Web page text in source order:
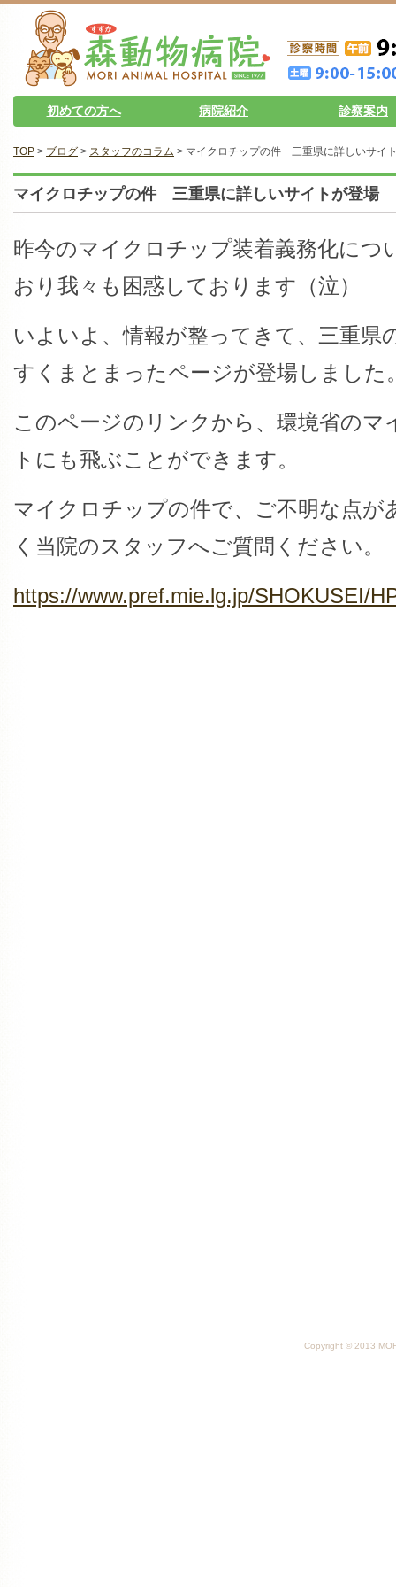
初めての方へ 病院紹介 診察案内
TOP > ブログ > スタッフのコラム > マイクロチップの件 三重県に詳しいサイ
マイクロチップの件 三重県に詳しいサイトが登場
昨今のマイクロチップ装着義務化につ
おり我々も困惑しております（泣）
いよいよ、情報が整ってきて、三重県
すくまとまったページが登場しました
このページのリンクから、環境省のマ
トにも飛ぶことができます。
マイクロチップの件で、ご不明な点が
く当院のスタッフへご質問ください。
https://www.pref.mie.lg.jp/SHOKUSEI/
Copyright © 2013